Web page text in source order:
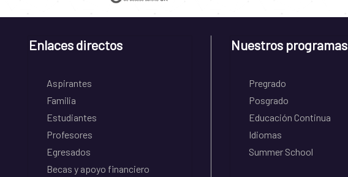
Enlaces directos
Aspirantes
Familia
Estudiantes
Profesores
Egresados
Becas y apoyo financiero
Nuestros programas
Pregrado
Posgrado
Educación Continua
Idiomas
Summer School